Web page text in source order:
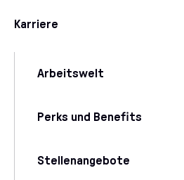
Karriere
Arbeitswelt
Perks und Benefits
Stellenangebote